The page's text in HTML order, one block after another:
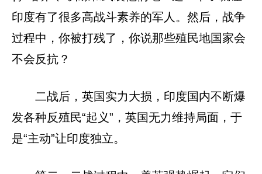
印度有了很多高战斗素养的军人。然后，战争
过程中，你被打残了，你说那些殖民地国家会
不会反抗？
二战后，英国实力大损，印度国内不断爆
发各种反殖民“起义”，英国无力维持局面，于
是“主动”让印度独立。